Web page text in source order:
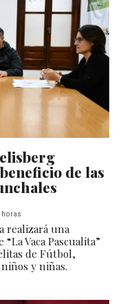
de las
horas
realizará una
Vaca Pascualita”
de Fútbol,
y niñas.